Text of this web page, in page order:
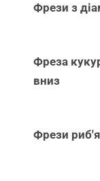
Фрези з
Фреза
вниз
Фрези